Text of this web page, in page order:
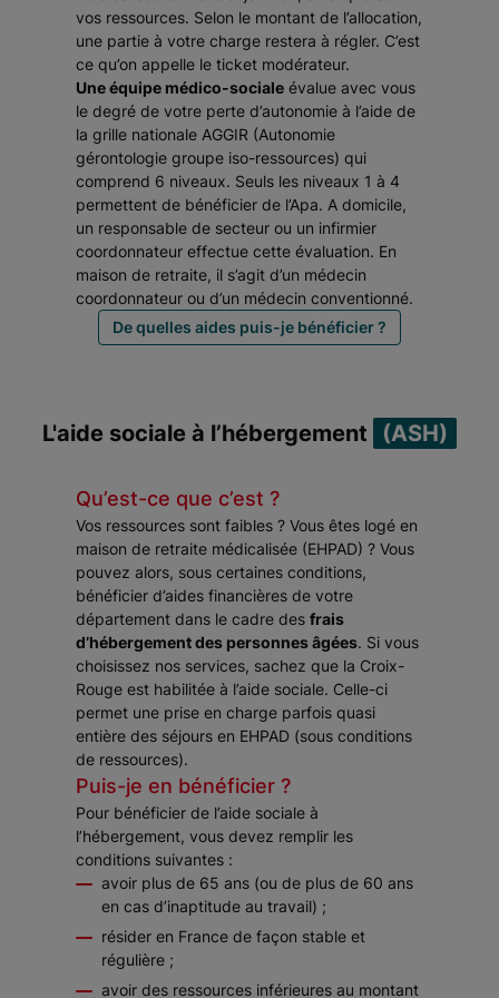
vos ressources. Selon le montant de l’allocation,
une partie à votre charge restera à régler. C’est
ce qu’on appelle le ticket modérateur.
Une équipe médico-sociale évalue avec vous
le degré de votre perte d’autonomie à l’aide de
la grille nationale AGGIR (Autonomie
gérontologie groupe iso-ressources) qui
comprend 6 niveaux. Seuls les niveaux 1 à 4
permettent de bénéficier de l’Apa. A domicile,
un responsable de secteur ou un infirmier
coordonnateur effectue cette évaluation. En
maison de retraite, il s’agit d’un médecin
coordonnateur ou d’un médecin conventionné.
De quelles aides puis-je bénéficier ?
L'aide sociale à l’hébergement (ASH)
Qu’est-ce que c’est ?
Vos ressources sont faibles ? Vous êtes logé en
maison de retraite médicalisée (EHPAD) ? Vous
pouvez alors, sous certaines conditions,
bénéficier d’aides financières de votre
département dans le cadre des frais
d’hébergement des personnes âgées. Si vous
choisissez nos services, sachez que la Croix-
Rouge est habilitée à l’aide sociale. Celle-ci
permet une prise en charge parfois quasi
entière des séjours en EHPAD (sous conditions
de ressources).
Puis-je en bénéficier ?
Pour bénéficier de l’aide sociale à
l’hébergement, vous devez remplir les
conditions suivantes :
avoir plus de 65 ans (ou de plus de 60 ans
en cas d’inaptitude au travail) ;
résider en France de façon stable et
régulière ;
avoir des ressources inférieures au montant